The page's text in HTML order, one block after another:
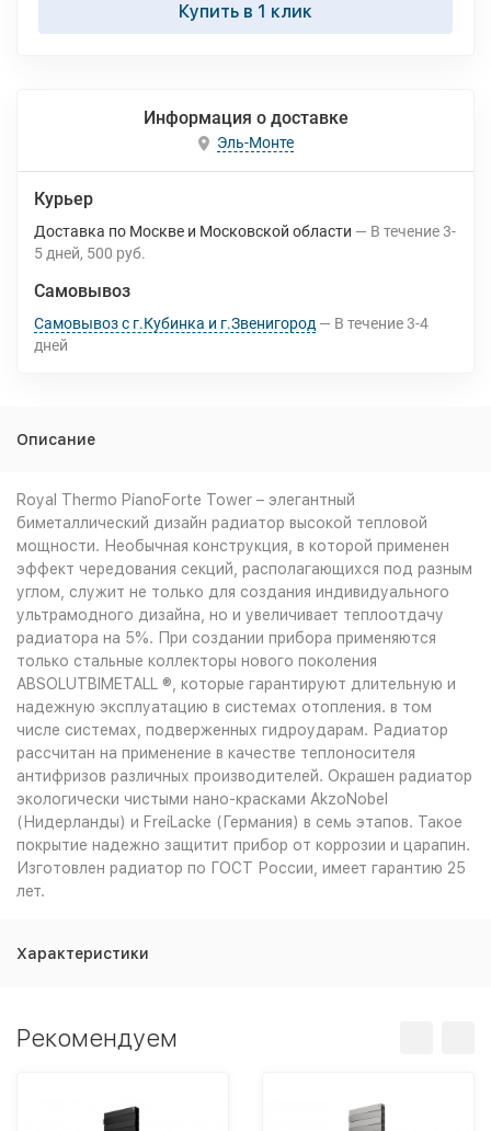
Купить в 1 клик
Информация о доставке
Эль-Монте
Курьер
Доставка по Москве и Московской области В течение3-
5 дней 500 руб.
Самовывоз
Самовывоз с г.Кубинка и г.Звенигород В течение3-4
дней
Описание
Royal Thermo PianoForte Tower – элегантный
биметаллический дизайн радиатор высокой тепловой
мощности. Необычная конструкция, в которой применен
эффект чередования секций, располагающихся под разным
углом, служит не только для создания индивидуального
ультрамодного дизайна, но и увеличивает теплоотдачу
радиатора на 5%. При создании прибора применяются
только стальные коллекторы нового поколения
ABSOLUTBIMETALL ®, которые гарантируют длительную и
надежную эксплуатацию в системах отопления. в том
числе системах, подверженных гидроударам. Радиатор
рассчитан на применение в качестве теплоносителя
антифризов различных производителей. Окрашен радиатор
экологически чистыми нано-красками AkzoNobel
(Нидерланды) и FreiLacke (Германия) в семь этапов. Такое
покрытие надежно защитит прибор от коррозии и царапин.
Изготовлен радиатор по ГОСТ России, имеет гарантию 25
лет.
Характеристики
Рекомендуем